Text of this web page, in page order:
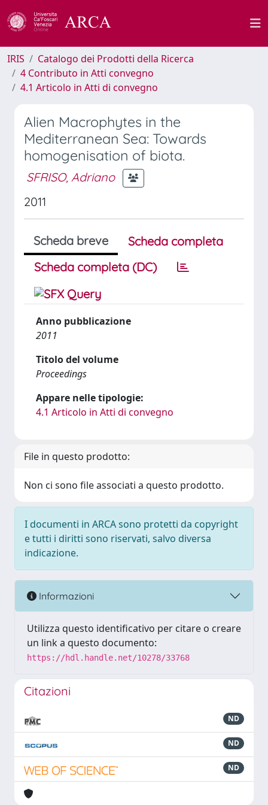
IRIS
Catalogo dei Prodotti della Ricerca
4 Contributo in Atti convegno
4.1 Articolo in Atti di convegno
Alien Macrophytes in the
Mediterranean Sea: Towards
homogenisation of biota.
SFRISO, Adriano
2011
Scheda breve
Scheda completa
Scheda completa (DC)
Anno pubblicazione
2011
Titolo del volume
Proceedings
Appare nelle tipologie:
4.1 Articolo in Atti di convegno
File in questo prodotto:
Non ci sono file associati a questo prodotto.
I documenti in ARCA sono protetti da copyright
e tutti i diritti sono riservati, salvo diversa
indicazione.
Informazioni
Utilizza questo identificativo per citare o creare
un link a questo documento:
https://hdl.handle.net/10278/33768
Citazioni
ND
ND
ND